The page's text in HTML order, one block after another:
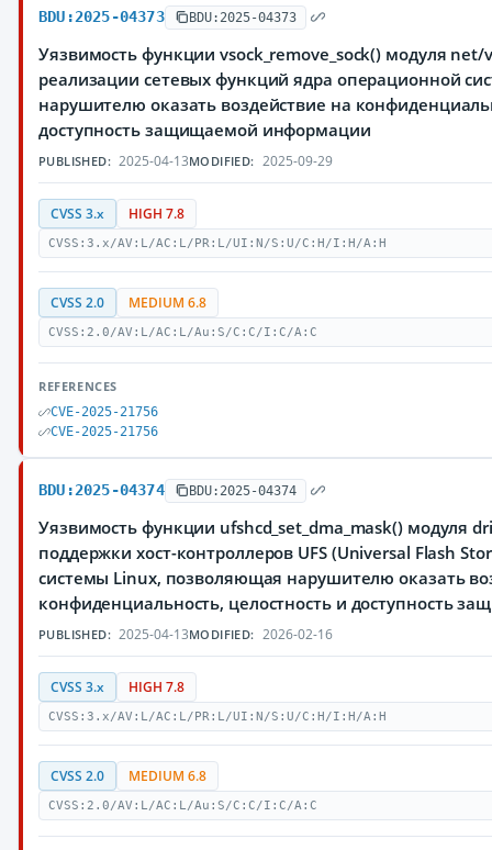
BDU:2025-04373 BDU:2025-04373
Уязвимость функции vsock_remove_sock() модуля net/
реализации сетевых функций ядра операционной
нарушителю оказать воздействие на
доступность защищаемой информации
PUBLISHED: 2025-04-13MODIFIED: 2025-09-29
CVSS 3.x HIGH 7.8
CVSS:3.x/AV:L/AC:L/PR:L/UI:N/S:U/C:H/I:H/A:H
CVSS 2.0 MEDIUM 6.8
CVSS:2.0/AV:L/AC:L/Au:S/C:C/I:C/A:C
REFERENCES
CVE-2025-21756
CVE-2025-21756
BDU:2025-04374 BDU:2025-04374
Уязвимость функции ufshcd_set_dma_mask() модуля
поддержки хост-контроллеров UFS (Universal Flash
системы Linux, позволяющая нарушителю оказать
конфиденциальность, целостность и доступность
PUBLISHED: 2025-04-13MODIFIED: 2026-02-16
CVSS 3.x HIGH 7.8
CVSS:3.x/AV:L/AC:L/PR:L/UI:N/S:U/C:H/I:H/A:H
CVSS 2.0 MEDIUM 6.8
CVSS:2.0/AV:L/AC:L/Au:S/C:C/I:C/A:C